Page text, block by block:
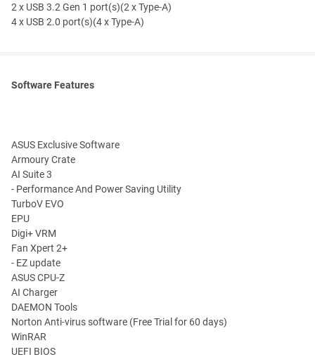
2 x USB 3.2 Gen 1 port(s)(2 x Type-A)
4 x USB 2.0 port(s)(4 x Type-A)
Software Features
ASUS Exclusive Software
Armoury Crate
AI Suite 3
- Performance And Power Saving Utility
TurboV EVO
EPU
Digi+ VRM
Fan Xpert 2+
- EZ update
ASUS CPU-Z
AI Charger
DAEMON Tools
Norton Anti-virus software (Free Trial for 60 days)
WinRAR
UEFI BIOS